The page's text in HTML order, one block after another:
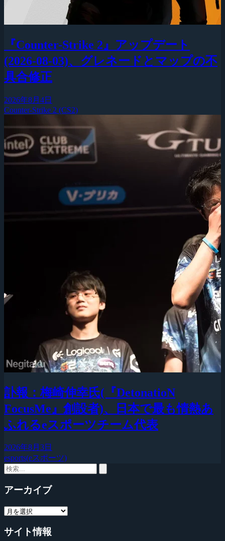
『Counter-Strike 2』アップデート
(2026-08-03)、グレネードとマップの不
具合修正
2026年8月4日
Counter-Strike 2 (CS2)
訃報：梅崎伸幸氏(『DetonatioN
FocusMe』創設者)、日本で最も情熱あ
ふれるeスポーツチーム代表
2026年8月3日
esports(eスポーツ)
アーカイブ
サイト情報